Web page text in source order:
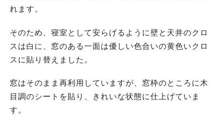
れます。
そのため、寝室として安らげるように壁と天井のクロ
スは白に、窓のある一面は優しい色合いの黄色いクロ
スに貼り替えました。
窓はそのまま再利用していますが、窓枠のところに木
目調のシートを貼り、きれいな状態に仕上げていま
す。